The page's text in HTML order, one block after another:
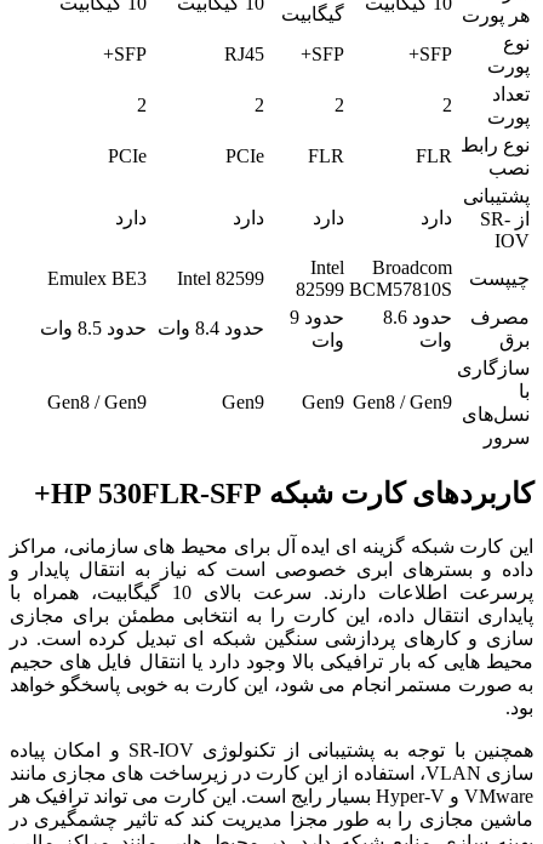
هر پورت
گیگابیت
نوع
پورت
SFP+
SFP+
RJ45
SFP+
تعداد
پورت
2
2
2
2
نوع رابط
نصب
FLR
FLR
PCIe
PCIe
پشتیبانی
از SR-
IOV
دارد دارد دارد دارد
چیپست
Broadcom
BCM57810S
Intel
82599
Intel 82599
Emulex BE3
مصرف
برق
حدود 8.6
وات
حدود 9
وات
حدود 8.4 وات
حدود 8.5 وات
سازگاری
با
نسل‌های
سرور
Gen8 / Gen9
Gen9
Gen9
Gen8 / Gen9
کاربردهای کارت شبکه HP 530FLR-SFP+
این کارت شبکه گزینه ای ایده آل برای محیط های سازمانی، مراکز
داده و بسترهای ابری خصوصی است که نیاز به انتقال پایدار و
پرسرعت اطلاعات دارند. سرعت بالای 10 گیگابیت، همراه با
پایداری انتقال داده، این کارت را به انتخابی مطمئن برای مجازی
سازی و کارهای پردازشی سنگین شبکه ای تبدیل کرده است. در
محیط هایی که بار ترافیکی بالا وجود دارد یا انتقال فایل های حجیم
به صورت مستمر انجام می شود، این کارت به خوبی پاسخگو خواهد
بود.
همچنین با توجه به پشتیبانی از تکنولوژی SR-IOV و امکان پیاده
سازی VLAN، استفاده از این کارت در زیرساخت های مجازی مانند
VMware و Hyper-V بسیار رایج است. این کارت می تواند ترافیک هر
ماشین مجازی را به طور مجزا مدیریت کند که تاثیر چشمگیری در